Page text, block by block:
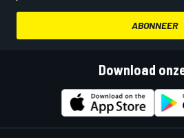
ABONNEER
Download